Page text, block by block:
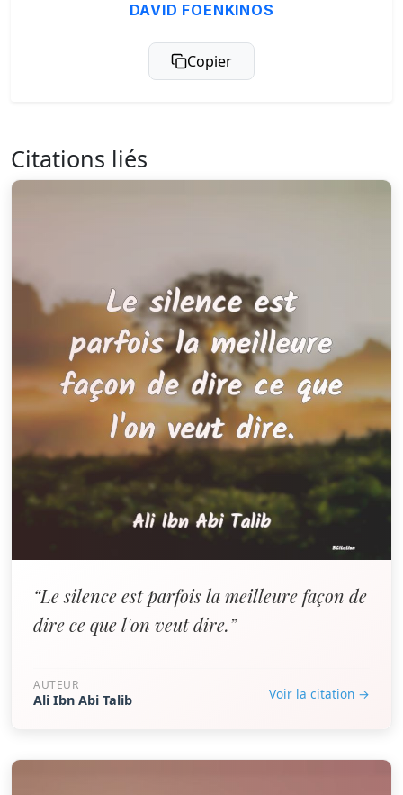
DAVID FOENKINOS
Copier
Citations liés
“Le silence est parfois la meilleure façon de
dire ce que l'on veut dire.”
AUTEUR
Ali Ibn Abi Talib Voir la citation →